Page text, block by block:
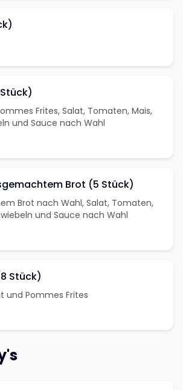
Frites, Salat, Tomaten, Mais,
und Sauce nach Wahl
Brot (5 Stück)
Brot nach Wahl, Salat, Tomaten,
und Sauce nach Wahl
Stück)
und Pommes Frites